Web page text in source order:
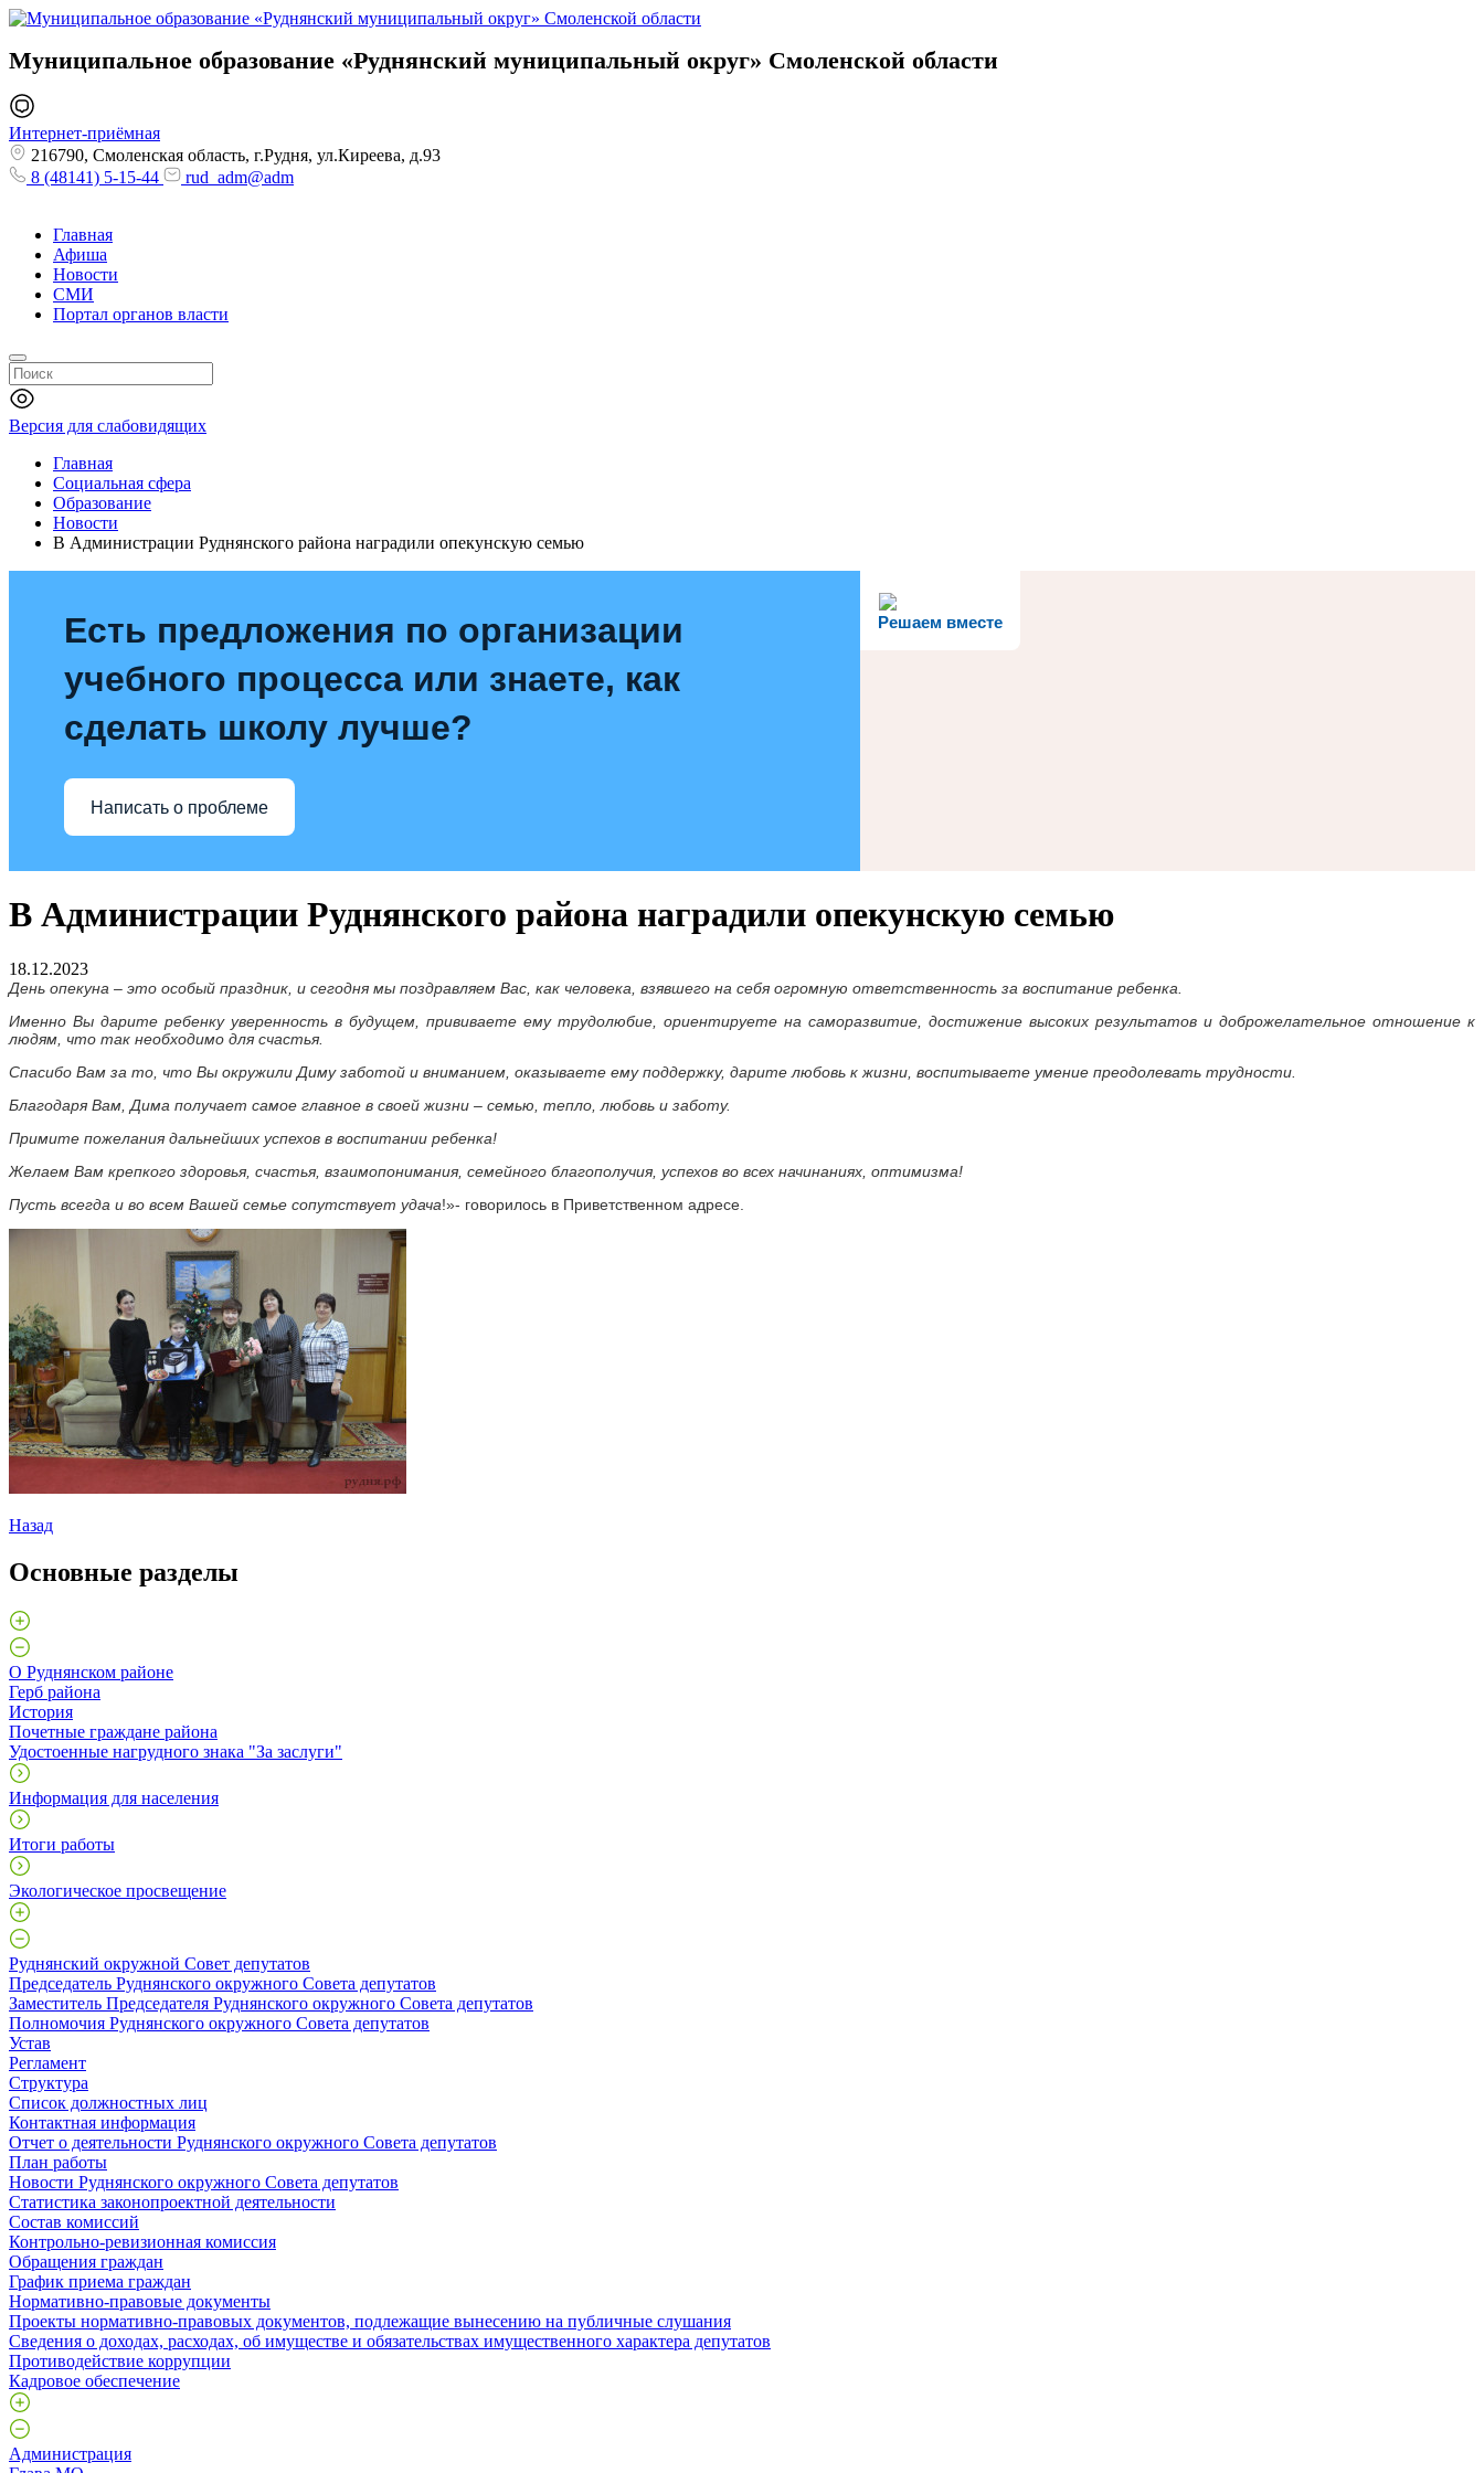
Муниципальное образование «Руднянский муниципальный округ» Смоленской области
Интернет-приёмная
216790, Смоленская область, г.Рудня, ул.Киреева, д.93
8 (48141) 5-15-44
rud_adm@adm
Главная
Афиша
Новости
СМИ
Портал органов власти
Версия для слабовидящих
Главная
Социальная сфера
Образование
Новости
В Администрации Руднянского района наградили опекунскую семью
Решаем вместе
Есть предложения по организации
учебного процесса или знаете, как
сделать школу лучше?
Написать о проблеме
В Администрации Руднянского района наградили опекунскую семью
18.12.2023
День опекуна – это особый праздник, и сегодня мы поздравляем Вас, как человека, взявшего на себя огромную ответственность за воспитание ребенка.
Именно Вы дарите ребенку уверенность в будущем, прививаете ему трудолюбие, ориентируете на саморазвитие, достижение высоких результатов и доброжелательное отношение к
людям, что так необходимо для счастья.
Спасибо Вам за то, что Вы окружили Диму заботой и вниманием, оказываете ему поддержку, дарите любовь к жизни, воспитываете умение преодолевать трудности.
Благодаря Вам, Дима получает самое главное в своей жизни – семью, тепло, любовь и заботу.
Примите пожелания дальнейших успехов в воспитании ребенка!
Желаем Вам крепкого здоровья, счастья, взаимопонимания, семейного благополучия, успехов во всех начинаниях, оптимизма!
Пусть всегда и во всем Вашей семье сопутствует удача!»- говорилось в Приветственном адресе.
Назад
Основные разделы
О Руднянском районе
Герб района
История
Почетные граждане района
Удостоенные нагрудного знака "За заслуги"
Информация для населения
Итоги работы
Экологическое просвещение
Руднянский окружной Совет депутатов
Председатель Руднянского окружного Совета депутатов
Заместитель Председателя Руднянского окружного Совета депутатов
Полномочия Руднянского окружного Совета депутатов
Устав
Регламент
Структура
Список должностных лиц
Контактная информация
Отчет о деятельности Руднянского окружного Совета депутатов
План работы
Новости Руднянского окружного Совета депутатов
Статистика законопроектной деятельности
Состав комиссий
Контрольно-ревизионная комиссия
Обращения граждан
График приема граждан
Нормативно-правовые документы
Проекты нормативно-правовых документов, подлежащие вынесению на публичные слушания
Сведения о доходах, расходах, об имуществе и обязательствах имущественного характера депутатов
Противодействие коррупции
Кадровое обеспечение
Администрация